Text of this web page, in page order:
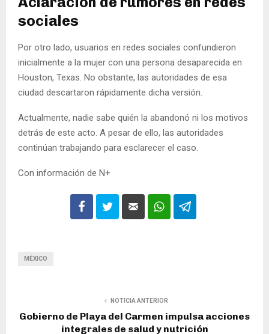
sociales
Por otro lado, usuarios en redes sociales confundieron
inicialmente a la mujer con una persona desaparecida en
Houston, Texas. No obstante, las autoridades de esa
ciudad descartaron rápidamente dicha versión.
Actualmente, nadie sabe quién la abandonó ni los motivos
detrás de este acto. A pesar de ello, las autoridades
continúan trabajando para esclarecer el caso.
Con información de N+
MÉXICO
NOTICIA ANTERIOR
Gobierno de Playa del Carmen impulsa acciones
integrales de salud y nutrición